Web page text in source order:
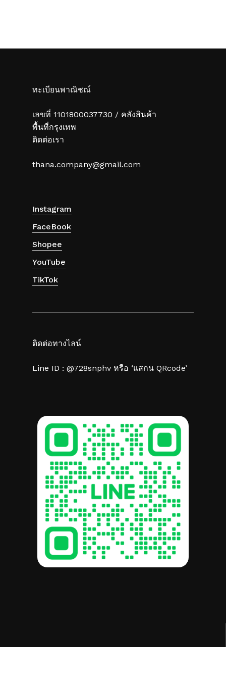
ทะเบียนพาณิชณ์
เลขที่ 1101800037730 / คลังสินค้า
พื้นที่กรุงเทพ
ติดต่อเรา
thana.company@gmail.com
Instagram
FaceBook
Shopee
YouTube
TikTok
ติดต่อทางไลน์
Line ID : @728snphv หรือ ‘แสกน QRcode’